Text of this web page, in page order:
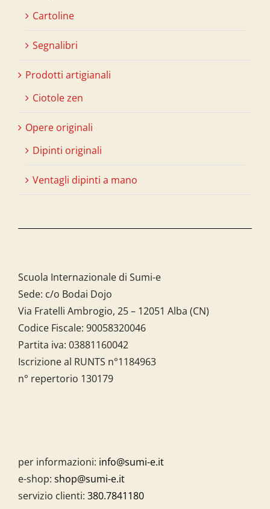
Cartoline
Segnalibri
Prodotti artigianali
Ciotole zen
Opere originali
Dipinti originali
Ventagli dipinti a mano
Scuola Internazionale di Sumi-e
Sede: c/o Bodai Dojo
Via Fratelli Ambrogio, 25 – 12051 Alba (CN)
Codice Fiscale: 90058320046
Partita iva: 03881160042
Iscrizione al RUNTS n°1184963
n° repertorio 130179
per informazioni: info@sumi-e.it
e-shop: shop@sumi-e.it
servizio clienti: 380.7841180